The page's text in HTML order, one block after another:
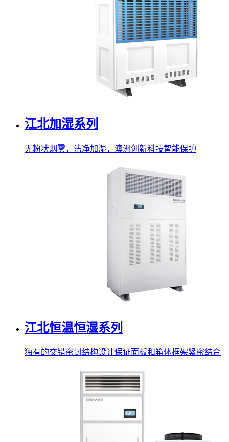
江北加湿系列
无粉状烟雾，洁净加湿，澳洲创新科技智能保护
江北恒温恒湿系列
独有的交错密封结构设计保证面板和箱体框架紧密结合